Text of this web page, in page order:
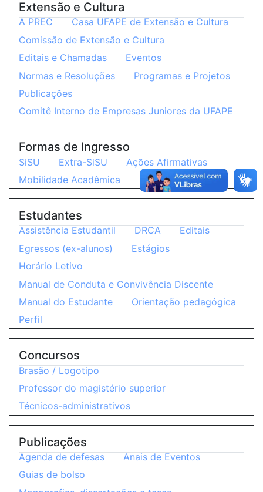
Extensão e Cultura
A PREC
Casa UFAPE de Extensão e Cultura
Comissão de Extensão e Cultura
Editais e Chamadas
Eventos
Normas e Resoluções
Programas e Projetos
Publicações
Comitê Interno de Empresas Juniores da UFAPE
Formas de Ingresso
SiSU Extra-SiSU
Ações Afirmativas
Mobilidade Acadêmica
Estudantes
Assistência Estudantil DRCA
Editais
Egressos (ex-alunos)
Estágios
Horário Letivo
Manual de Conduta e Convivência Discente
Manual do Estudante
Orientação pedagógica
Perfil
Concursos
Brasão / Logotipo
Professor do magistério superior
Técnicos-administrativos
Publicações
Agenda de defesas
Anais de Eventos
Guias de bolso